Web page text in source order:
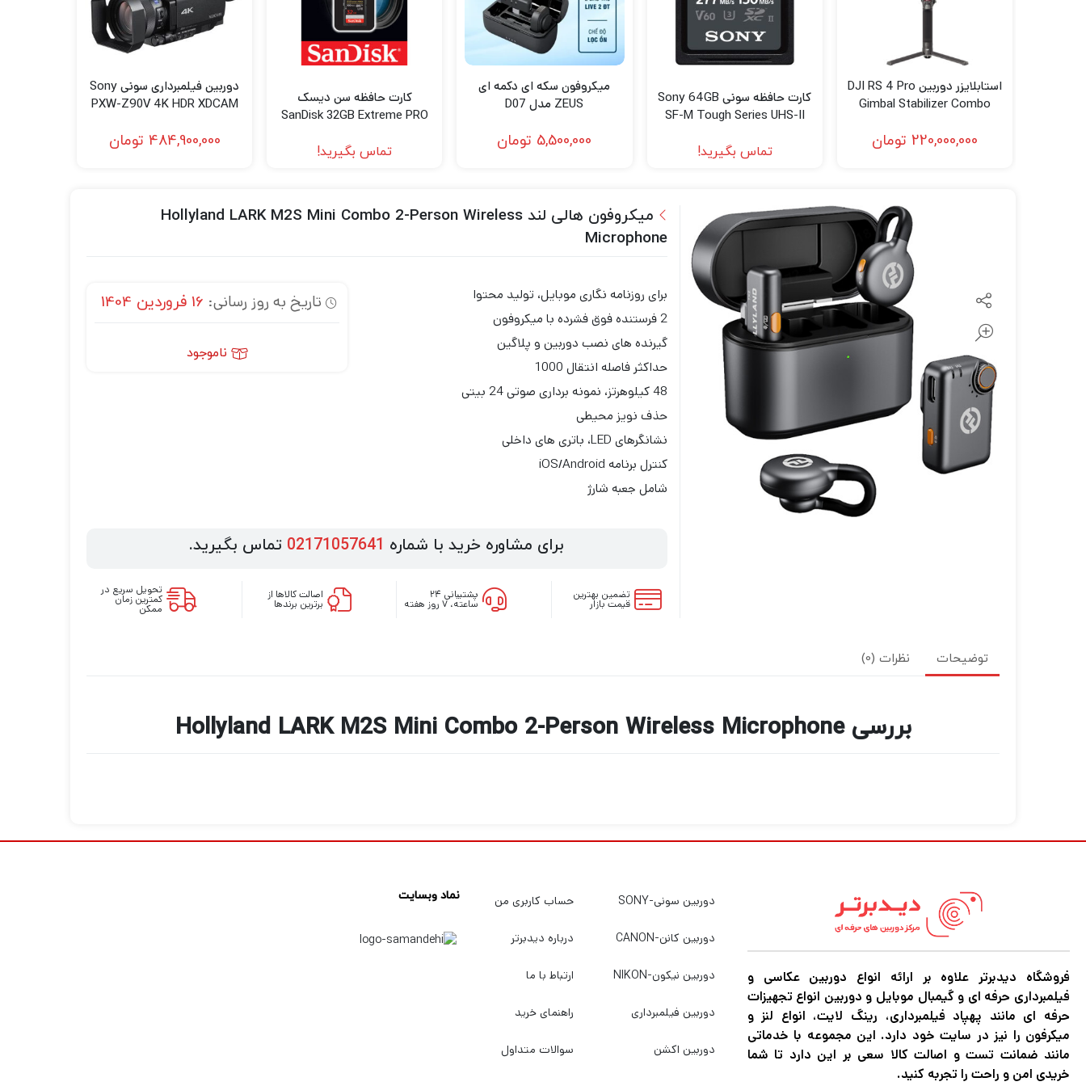
لنز سامیانگ-Samyang
لنز فوجی فیلم – FujiFilm
لنز موبایل
استابلایزر دوربین DJI RS 4 Pro
Gimbal Stabilizer Combo
220,000,000 تومان
کارت حافظه سونی Sony 64GB
SF-M Tough Series UHS-II
تماس بگیرید!
میکروفون سکه ای دکمه ای
ZEUS مدل D07
5,500,000 تومان
کارت حافظه سن دیسک
SanDisk 32GB Extreme PRO
200MB/s
تماس بگیرید!
دوربین فیلمبرداری سونی Sony
PXW-Z90V 4K HDR XDCAM
484,900,000 تومان
میکروفون هالی لند Hollyland LARK M2S Mini Combo 2-Person Wireless
Microphone
برای روزنامه نگاری موبایل، تولید محتوا
2 فرستنده فوق فشرده با میکروفون
گیرنده های نصب دوربین و پلاگین
حداکثر فاصله انتقال 1000
48 کیلوهرتز، نمونه برداری صوتی 24 بیتی
حذف نویز محیطی
نشانگرهای LED، باتری های داخلی
کنترل برنامه iOS/Android
شامل جعبه شارژ
تاریخ به روز رسانی: 16 فروردین 1404
ناموجود
برای مشاوره خرید با شماره 02171057641 تماس بگیرید.
تضمین بهترین
قیمت بازار
پشتیبانی ۲۴
ساعته، ۷ روز هفته
اصالت کالاها از
برترین برندها
تحویل سریع در
کمترین زمان
ممکن
توضیحات نظرات (0)
بررسی Hollyland LARK M2S Mini Combo 2-Person Wireless Microphone
فروشگاه دیدبرتر علاوه بر ارائه انواع دوربین عکاسی و
فیلمبرداری حرفه ای و گیمبال موبایل و دوربین انواع تجهیزات
حرفه ای مانند پهپاد فیلمبرداری، رینگ لایت، انواع لنز و
میکرفون را نیز در سایت خود دارد. این مجموعه با خدماتی
مانند ضمانت تست و اصالت کالا سعی بر این دارد تا شما
خریدی امن و راحت را تجربه کنید.
دوربین سونی-SONY
دوربین کانن-CANON
دوربین نیکون-NIKON
دوربین فیلمبرداری
دوربین اکشن
حساب کاربری من
درباره دیدبرتر
ارتباط با ما
راهنمای خرید
سوالات متداول
نماد وبسایت